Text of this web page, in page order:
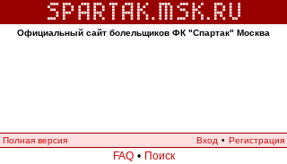
Официальный сайт болельщиков ФК "Спартак" Москва
Полная версия Вход • Регистрация
FAQ • Поиск